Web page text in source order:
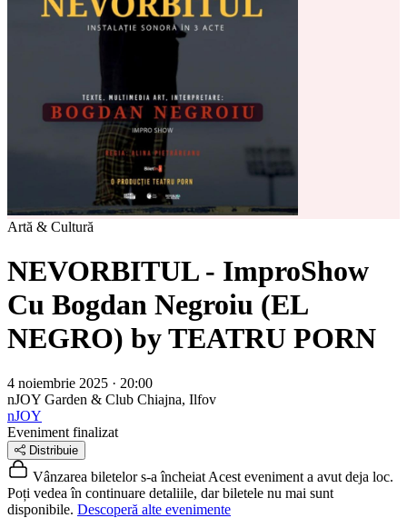
Artă & Cultură
NEVORBITUL - ImproShow
Cu Bogdan Negroiu (EL
NEGRO) by TEATRU PORN
4 noiembrie 2025 · 20:00
nJOY Garden & Club Chiajna, Ilfov
nJOY
Eveniment finalizat
Distribuie
Vânzarea biletelor s-a încheiat Acest eveniment a avut deja loc.
Poți vedea în continuare detaliile, dar biletele nu mai sunt
disponibile. Descoperă alte evenimente